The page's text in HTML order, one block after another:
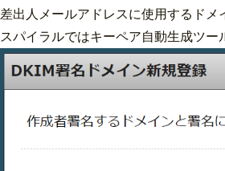
差出人メールアドレスに使用するド
スパイラルではキーペア自動生成ツ